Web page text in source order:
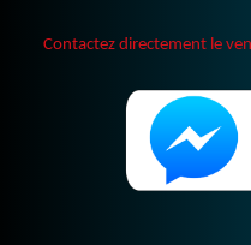
Contactez directement le